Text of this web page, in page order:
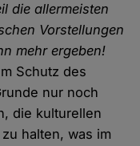
die allermeisten
Vorstellungen
mehr ergeben!
Schutz des
nur noch
die kulturellen
halten, was im